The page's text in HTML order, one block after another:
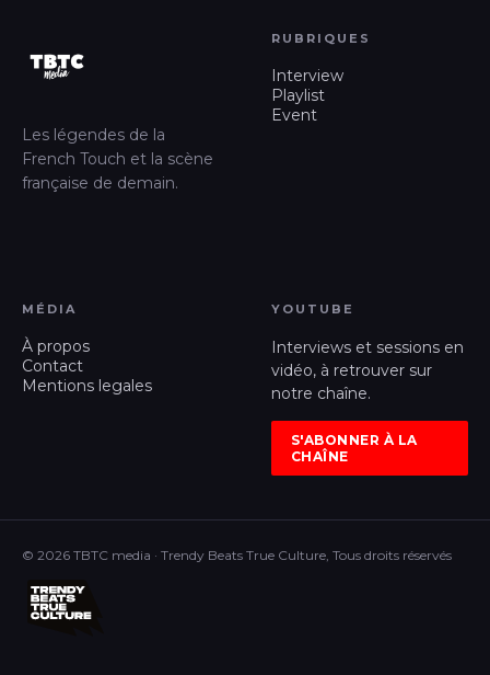
Les légendes de la
French Touch et la scène
française de demain.
RUBRIQUES
Interview
Playlist
Event
MÉDIA
À propos
Contact
Mentions legales
YOUTUBE
Interviews et sessions en
vidéo, à retrouver sur
notre chaîne.
S'ABONNER À LA
CHAÎNE
© 2026 TBTC media · Trendy Beats True Culture, Tous droits réservés